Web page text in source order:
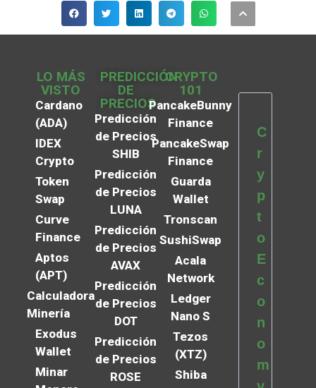
LO MÁS
VISTO
Cardano
(ADA)
IDEX
Crypto
Token
Swap
Curve
Finance
Aptos
(APT)
Calculadora
Minería
Exodus
Wallet
Minar
PREDICCIÓN
DE
PRECIOS
Predicción
de Precios
SHIB
Predicción
de Precios
LUNA
Predicción
de Precios
AVAX
Predicción
de Precios
DOT
Predicción
de Precios
ROSE
CRYPTO
101
PancakeBunny
Finance
PancakeSwap
Finance
Guarda
Wallet
Tronscan
SushiSwap
Acala
Network
Ledger
Nano S
Tezos
(XTZ)
Shiba
C
r
y
p
t
o
E
c
o
n
o
m